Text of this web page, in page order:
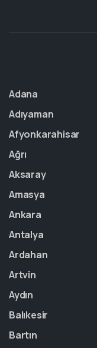
Adana
Adıyaman
Afyonkarahisar
Ağrı
Aksaray
Amasya
Ankara
Antalya
Ardahan
Artvin
Aydın
Balıkesir
Bartın